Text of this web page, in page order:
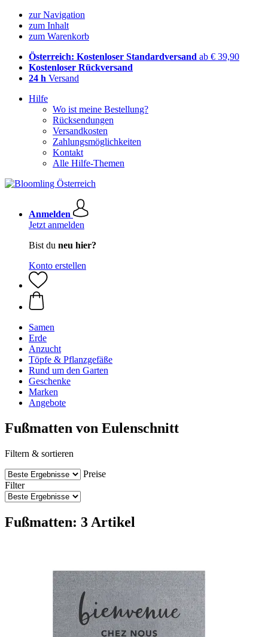
zur Navigation
zum Inhalt
zum Warenkorb
Österreich: Kostenloser Standardversand ab € 39,90
Kostenloser Rückversand
24 h Versand
Hilfe
Wo ist meine Bestellung?
Rücksendungen
Versandkosten
Zahlungsmöglichkeiten
Kontakt
Alle Hilfe-Themen
Anmelden
Jetzt anmelden
Bist du neu hier?
Konto erstellen
Samen
Erde
Anzucht
Töpfe & Pflanzgefäße
Rund um den Garten
Geschenke
Marken
Angebote
Fußmatten von Eulenschnitt
Filtern & sortieren
Preise
Filter
Fußmatten: 3 Artikel